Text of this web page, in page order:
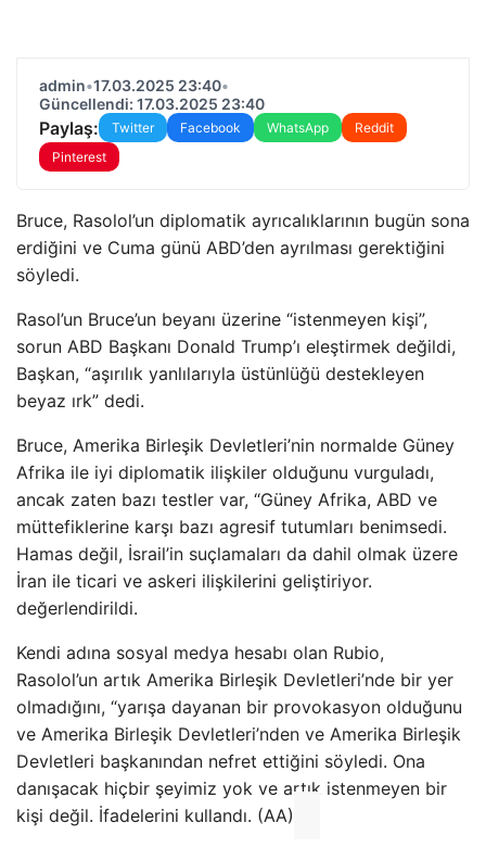
admin•17.03.2025 23:40•
Güncellendi: 17.03.2025 23:40
Paylaş: Twitter Facebook WhatsApp
Reddit
Pinterest
Bruce, Rasolol’un diplomatik ayrıcalıklarının bugün sona
erdiğini ve Cuma günü ABD’den ayrılması gerektiğini
söyledi.
Rasol’un Bruce’un beyanı üzerine “istenmeyen kişi”,
sorun ABD Başkanı Donald Trump’ı eleştirmek değildi,
Başkan, “aşırılık yanlılarıyla üstünlüğü destekleyen
beyaz ırk” dedi.
Bruce, Amerika Birleşik Devletleri’nin normalde Güney
Afrika ile iyi diplomatik ilişkiler olduğunu vurguladı,
ancak zaten bazı testler var, “Güney Afrika, ABD ve
müttefiklerine karşı bazı agresif tutumları benimsedi.
Hamas değil, İsrail’in suçlamaları da dahil olmak üzere
İran ile ticari ve askeri ilişkilerini geliştiriyor.
değerlendirildi.
Kendi adına sosyal medya hesabı olan Rubio,
Rasolol’un artık Amerika Birleşik Devletleri’nde bir yer
olmadığını, “yarışa dayanan bir provokasyon olduğunu
ve Amerika Birleşik Devletleri’nden ve Amerika Birleşik
Devletleri başkanından nefret ettiğini söyledi. Ona
danışacak hiçbir şeyimiz yok ve artık istenmeyen bir
kişi değil. İfadelerini kullandı. (AA)